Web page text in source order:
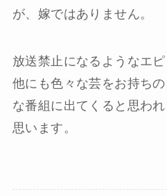
が、嫁ではありません。
放送禁止になるようなエ
他にも色々な芸をお持ち
な番組に出てくると思わ
思います。